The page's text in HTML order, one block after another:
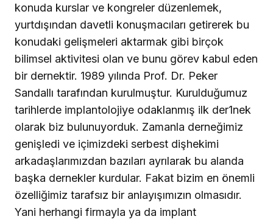
konuda kurslar ve kongreler düzenlemek,
yurtdışından davetli konuşmacıları getirerek bu
konudaki gelişmeleri aktarmak gibi birçok
bilimsel aktivitesi olan ve bunu görev kabul eden
bir dernektir. 1989 yılında Prof. Dr. Peker
Sandallı tarafından kurulmuştur. Kurulduğumuz
tarihlerde implantolojiye odaklanmış ilk der1nek
olarak biz bulunuyorduk. Zamanla derneğimiz
genişledi ve içimizdeki serbest dişhekimi
arkadaşlarımızdan bazıları ayrılarak bu alanda
başka dernekler kurdular. Fakat bizim en önemli
özelliğimiz tarafsız bir anlayışımızın olmasıdır.
Yani herhangi firmayla ya da implant